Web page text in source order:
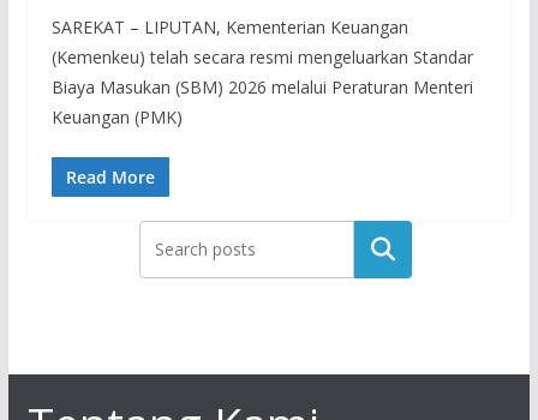
SAREKAT – LIPUTAN, Kementerian Keuangan
(Kemenkeu) telah secara resmi mengeluarkan Standar
Biaya Masukan (SBM) 2026 melalui Peraturan Menteri
Keuangan (PMK)
Read More